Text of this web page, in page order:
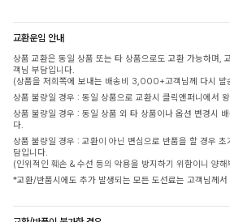
교환운임 안내
상품 교환은 동일 상품 또는 타 상품으로도 교환 가능하며
객님 부담입니다.
(상품을 저희쪽에 보내는 배송비 3,000+고객님께 다시
상품 불량일 경우 : 동일 상품으로 교환시 클릭앤퍼니에서
상품 불량일 경우 : 동일 상품 외 타 상품이나 옵션 변경시
다.
상품 불량일 경우 : 교환이 아닌 변심으로 반품을 할 경우
담입니다.
(인위적인 훼손 & 수선 등의 악용을 방지하기 위함이니 양해
*교환/반품시에도 추가 발생되는 모든 도선료는 고객님께서